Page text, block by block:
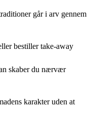
går i arv gennem
bestiller take-away
skaber du nærvær
karakter uden at